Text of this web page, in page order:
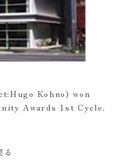
Kohno) won
Awards 1st Cycle.
る